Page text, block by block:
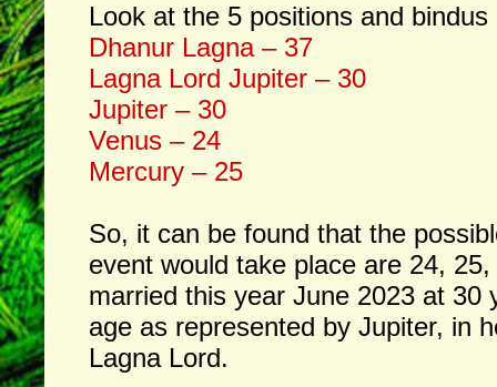
Look at the 5 positions and
Dhanur Lagna – 37
Lagna Lord Jupiter – 30
Jupiter – 30
Venus – 24
Mercury – 25
So, it can be found that the
event would take place are 24,
married this year June 2023 at 30
age as represented by Jupiter, in
Lagna Lord.